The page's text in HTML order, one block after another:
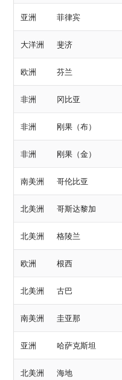
亚洲 菲律宾
大洋洲 斐济
欧洲 芬兰
非洲 冈比亚
非洲 刚果（布）
非洲 刚果（金）
南美洲 哥伦比亚
北美洲 哥斯达黎加
北美洲 格陵兰
欧洲 根西
北美洲 古巴
南美洲 圭亚那
亚洲 哈萨克斯坦
北美洲 海地